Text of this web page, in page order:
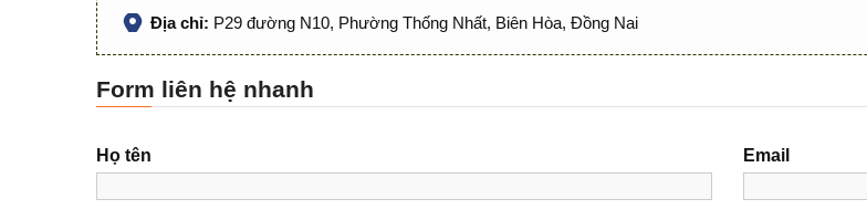
Địa chỉ: P29 đường N10, Phường Thống Nhất, Biên Hòa, Đồng Nai
Form liên hệ nhanh
Họ tên Email